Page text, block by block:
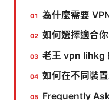
為什麼需要
如何選擇適合
老王 vpn lihkg
如何在不同裝
Frequently